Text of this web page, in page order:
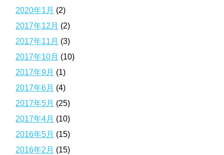
2020年1月 (2)
2017年12月 (2)
2017年11月 (3)
2017年10月 (10)
2017年9月 (1)
2017年6月 (4)
2017年5月 (25)
2017年4月 (10)
2016年5月 (15)
2016年2月 (15)